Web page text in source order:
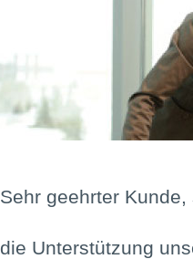
Sehr geehrter
die Unterstützung